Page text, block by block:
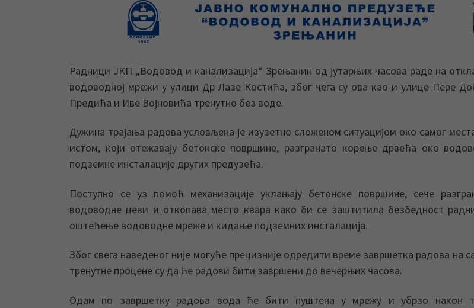
Радници ЈКП „Водовод и канализација“ Зрењанин од јутарњих часова раде на
водоводној мрежи у улици Др Лазе Костића, због чега су ова као и улице Пере
Предића и Иве Војновића тренутно без воде.
Дужина трајања радова условљена је изузетно сложеном ситуацијом око самог
истом, који отежавају бетонске површине, разгранато корење дрвећа око
подземне инсталације других предузећа.
Поступно се уз помоћ механизације уклањају бетонске површине, сече
водоводне цеви и откопава место квара како би се заштитила безбедност
оштећење водоводне мреже и кидање подземних инсталација.
Због свега наведеног није могуће прецизније одредити време завршетка радова на
тренутне процене су да ће радови бити завршени до вечерњих часова.
Одам по завршетку радова вода ће бити пуштена у мрежу и убрзо након